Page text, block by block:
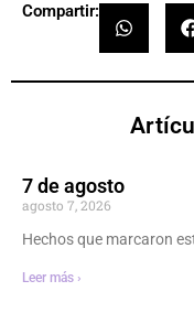
Compartir:
7 de agosto
agosto 7, 2026
Hechos que marcaron
Leer más ›